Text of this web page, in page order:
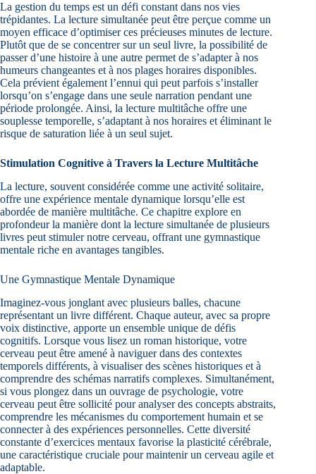
La gestion du temps est un défi constant dans nos vies
trépidantes. La lecture simultanée peut être perçue comme un
moyen efficace d’optimiser ces précieuses minutes de lecture.
Plutôt que de se concentrer sur un seul livre, la possibilité de
passer d’une histoire à une autre permet de s’adapter à nos
humeurs changeantes et à nos plages horaires disponibles.
Cela prévient également l’ennui qui peut parfois s’installer
lorsqu’on s’engage dans une seule narration pendant une
période prolongée. Ainsi, la lecture multitâche offre une
souplesse temporelle, s’adaptant à nos horaires et éliminant le
risque de saturation liée à un seul sujet.
Stimulation Cognitive à Travers la Lecture Multitâche
La lecture, souvent considérée comme une activité solitaire,
offre une expérience mentale dynamique lorsqu’elle est
abordée de manière multitâche. Ce chapitre explore en
profondeur la manière dont la lecture simultanée de plusieurs
livres peut stimuler notre cerveau, offrant une gymnastique
mentale riche en avantages tangibles.
Une Gymnastique Mentale Dynamique
Imaginez-vous jonglant avec plusieurs balles, chacune
représentant un livre différent. Chaque auteur, avec sa propre
voix distinctive, apporte un ensemble unique de défis
cognitifs. Lorsque vous lisez un roman historique, votre
cerveau peut être amené à naviguer dans des contextes
temporels différents, à visualiser des scènes historiques et à
comprendre des schémas narratifs complexes. Simultanément,
si vous plongez dans un ouvrage de psychologie, votre
cerveau peut être sollicité pour analyser des concepts abstraits,
comprendre les mécanismes du comportement humain et se
connecter à des expériences personnelles. Cette diversité
constante d’exercices mentaux favorise la plasticité cérébrale,
une caractéristique cruciale pour maintenir un cerveau agile et
adaptable.